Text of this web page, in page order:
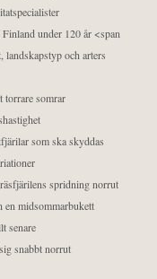
under 120 år <span
och arters
torrare somrar
som ska skyddas
spridning norrut
en midsommarbukett
senare
snabbt norrut